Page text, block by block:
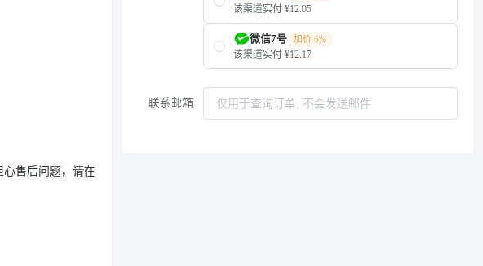
心售后问题，请在
该渠道实付 ¥12.05
微信7号 加价 6%
该渠道实付 ¥12.17
联系邮箱